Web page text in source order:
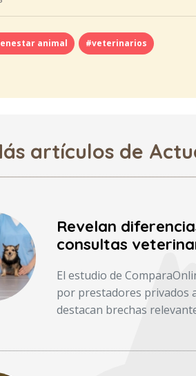
animal #veterinarios
artículos de
Revelan
consultas
El estudio de
por prestadores privados
destacan brechas